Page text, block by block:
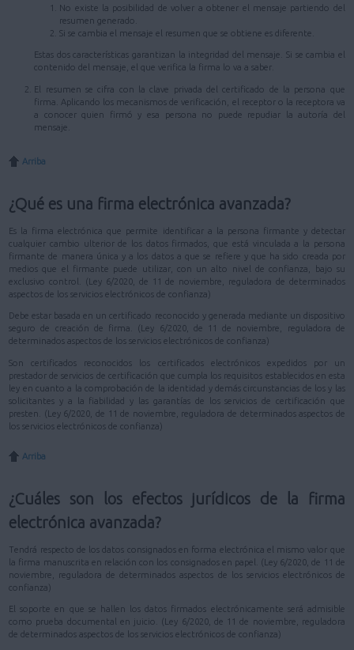
No existe la posibilidad de volver a obtener el mensaje partiendo del
resumen generado.
Si se cambia el mensaje el resumen que se obtiene es diferente.
Estas dos características garantizan la integridad del mensaje. Si se cambia el
contenido del mensaje, el que verifica la firma lo va a saber.
El resumen se cifra con la clave privada del certificado de la persona que
firma. Aplicando los mecanismos de verificación, el receptor o la receptora va
a conocer quien firmó y esa persona no puede repudiar la autoría del
mensaje.
Arriba
¿Qué es una firma electrónica avanzada?
Es la firma electrónica que permite identificar a la persona firmante y detectar
cualquier cambio ulterior de los datos firmados, que está vinculada a la persona
firmante de manera única y a los datos a que se refiere y que ha sido creada por
medios que el firmante puede utilizar, con un alto nivel de confianza, bajo su
exclusivo control. (Ley 6/2020, de 11 de noviembre, reguladora de determinados
aspectos de los servicios electrónicos de confianza)
Debe estar basada en un certificado reconocido y generada mediante un dispositivo
seguro de creación de firma. (Ley 6/2020, de 11 de noviembre, reguladora de
determinados aspectos de los servicios electrónicos de confianza)
Son certificados reconocidos los certificados electrónicos expedidos por un
prestador de servicios de certificación que cumpla los requisitos establecidos en esta
ley en cuanto a la comprobación de la identidad y demás circunstancias de los y las
solicitantes y a la fiabilidad y las garantías de los servicios de certificación que
presten. (Ley 6/2020, de 11 de noviembre, reguladora de determinados aspectos de
los servicios electrónicos de confianza)
Arriba
¿Cuáles son los efectos jurídicos de la firma
electrónica avanzada?
Tendrá respecto de los datos consignados en forma electrónica el mismo valor que
la firma manuscrita en relación con los consignados en papel. (Ley 6/2020, de 11 de
noviembre, reguladora de determinados aspectos de los servicios electrónicos de
confianza)
El soporte en que se hallen los datos firmados electrónicamente será admisible
como prueba documental en juicio. (Ley 6/2020, de 11 de noviembre, reguladora
de determinados aspectos de los servicios electrónicos de confianza)